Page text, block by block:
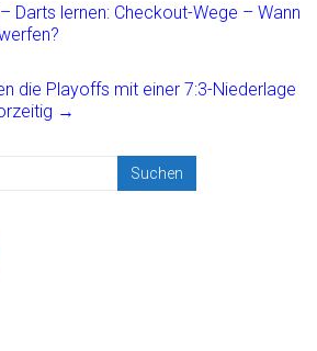
n
Darts lernen: Checkout-Wege – Wann
die Playoffs mit einer 7:3-Niederlage
→